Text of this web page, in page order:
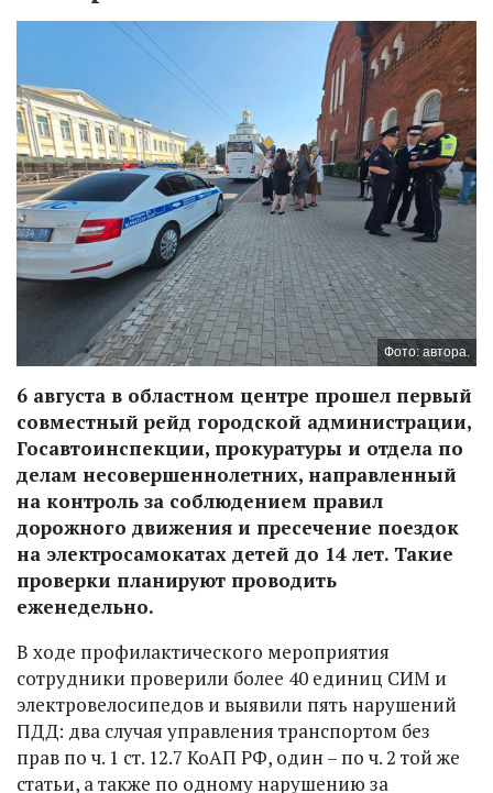
Фото: автора.
6 августа в областном центре прошел первый
совместный рейд городской администрации,
Госавтоинспекции, прокуратуры и отдела по
делам несовершеннолетних, направленный
на контроль за соблюдением правил
дорожного движения и пресечение поездок
на электросамокатах детей до 14 лет. Такие
проверки планируют проводить
еженедельно.
В ходе профилактического мероприятия
сотрудники проверили более 40 единиц СИМ и
электровелосипедов и выявили пять нарушений
ПДД: два случая управления транспортом без
прав по ч. 1 ст. 12.7 КоАП РФ, один – по ч. 2 той же
статьи, а также по одному нарушению за